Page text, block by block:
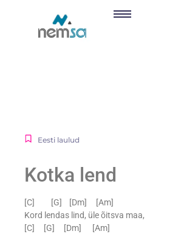
Eesti laulud
Kotka lend
[C] [G] [Dm] [Am]
Kord lendas lind, üle õitsva maa,
[C] [G] [Dm] [Am]